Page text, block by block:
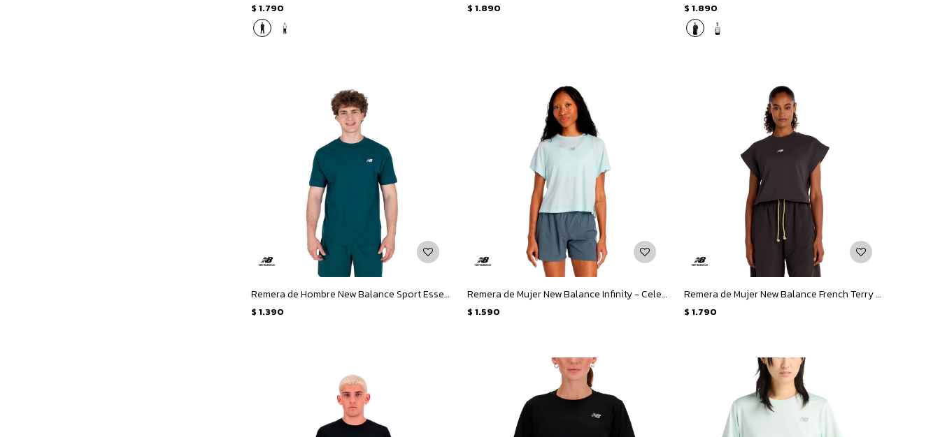
$ 1.790 $ 1.890 $ 1.890
Remera de Hombre New Balance Sport Essentials Cotton - Verde
$ 1.390
Remera de Mujer New Balance Infinity - Celeste Claro
$ 1.590
Remera de Mujer New Balance French Terry Shirt - Negro
$ 1.790